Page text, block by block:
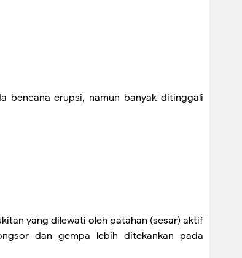
bencana erupsi, namun banyak ditinggali
yang dilewati oleh patahan (sesar) aktif
dan gempa lebih ditekankan pada